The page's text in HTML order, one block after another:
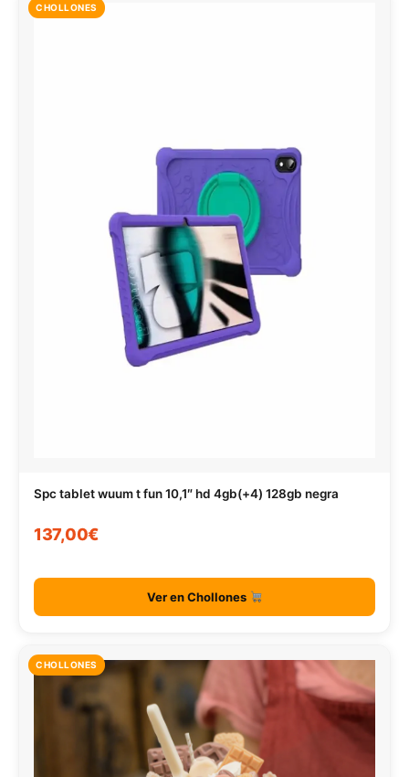
CHOLLONES
Spc tablet wuum t fun 10,1″ hd 4gb(+4) 128gb negra
137,00€
Ver en Chollones
CHOLLONES